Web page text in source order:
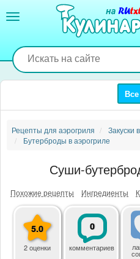
содержанию
Рецепты для аэрогриля
Закуски
Бутерброды в аэрогриле
Суши-
Похожие рецепты Ингредиенты
5.0
2 оценки
0
комментариев